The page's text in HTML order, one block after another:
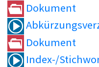
Dokument
Dokument
Index-/